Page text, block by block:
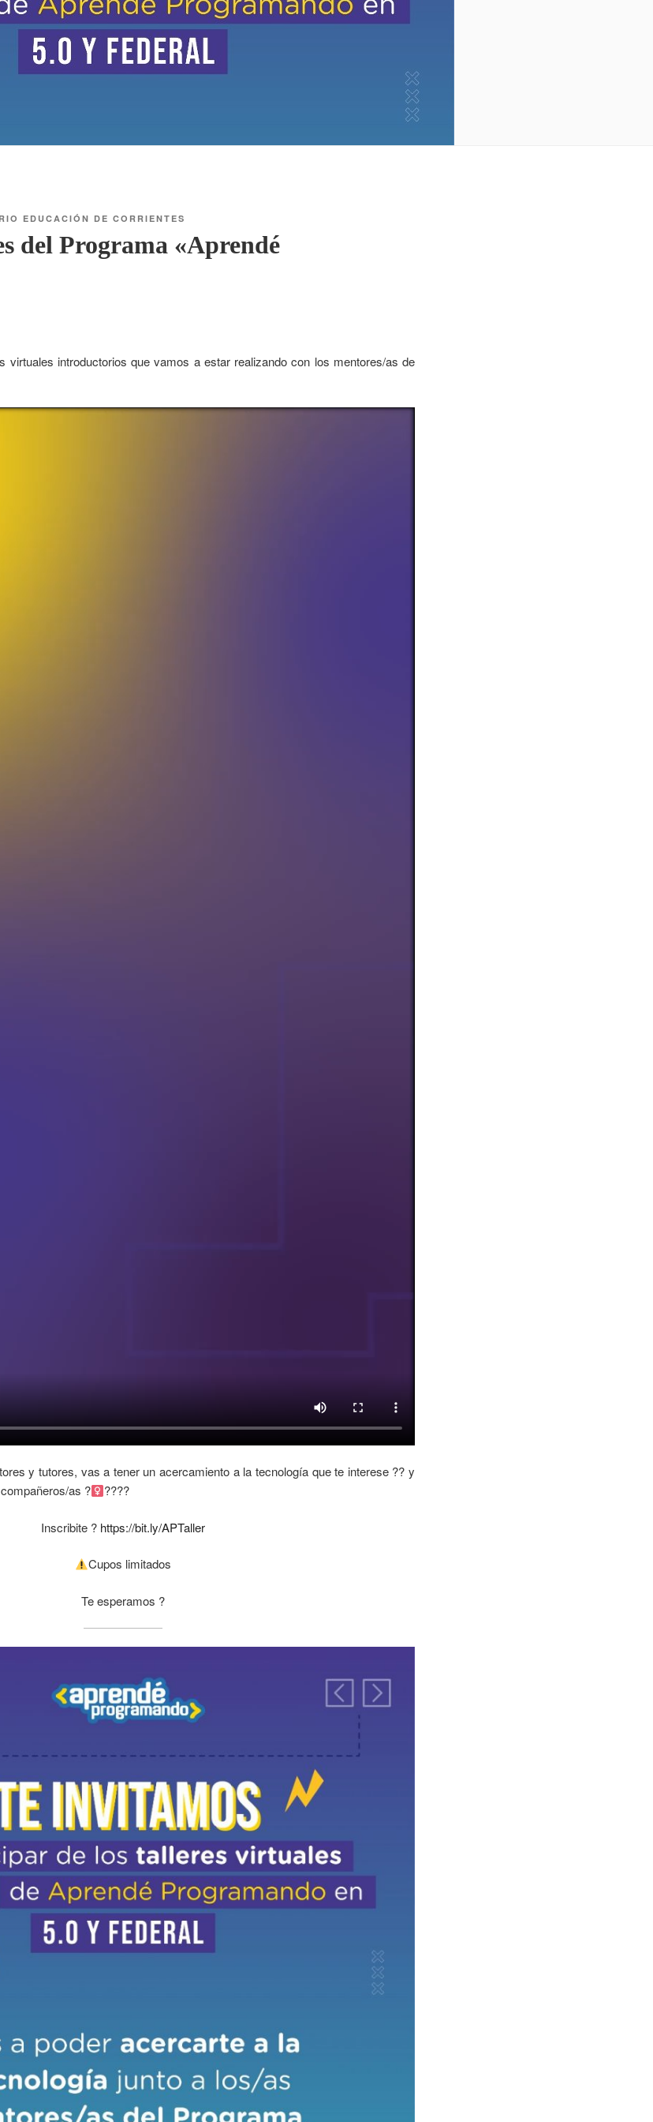
EDUCACIÓN DE CORRIENTES
del Programa «Aprendé
virtuales introductorios que vamos a estar realizando con los mentores/as de
y tutores, vas a tener un acercamiento a la tecnología que te interese ?? y
as ?‍
?‍???
Inscribite ? https://bit.ly/APTaller
Cupos limitados
Te esperamos ?